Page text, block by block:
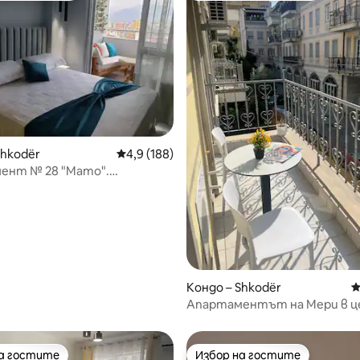
5, 217 отзива Средна оценка: 4,9 от 5, 188 отзива
4,9 (188)
№ 28 "Мато".
Кондо – Shkodër
Апартаментът на Мери в
гостите Избор на гостите